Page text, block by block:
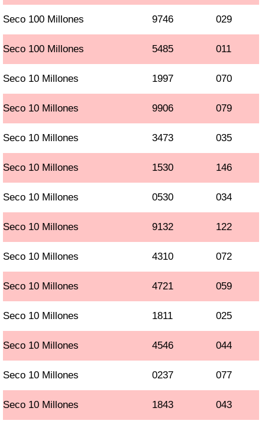
Seco 100 Millones 9746 029
Seco 100 Millones 5485 011
Seco 10 Millones 1997 070
Seco 10 Millones 9906 079
Seco 10 Millones 3473 035
Seco 10 Millones 1530 146
Seco 10 Millones 0530 034
Seco 10 Millones 9132 122
Seco 10 Millones 4310 072
Seco 10 Millones 4721 059
Seco 10 Millones 1811 025
Seco 10 Millones 4546 044
Seco 10 Millones 0237 077
Seco 10 Millones 1843 043